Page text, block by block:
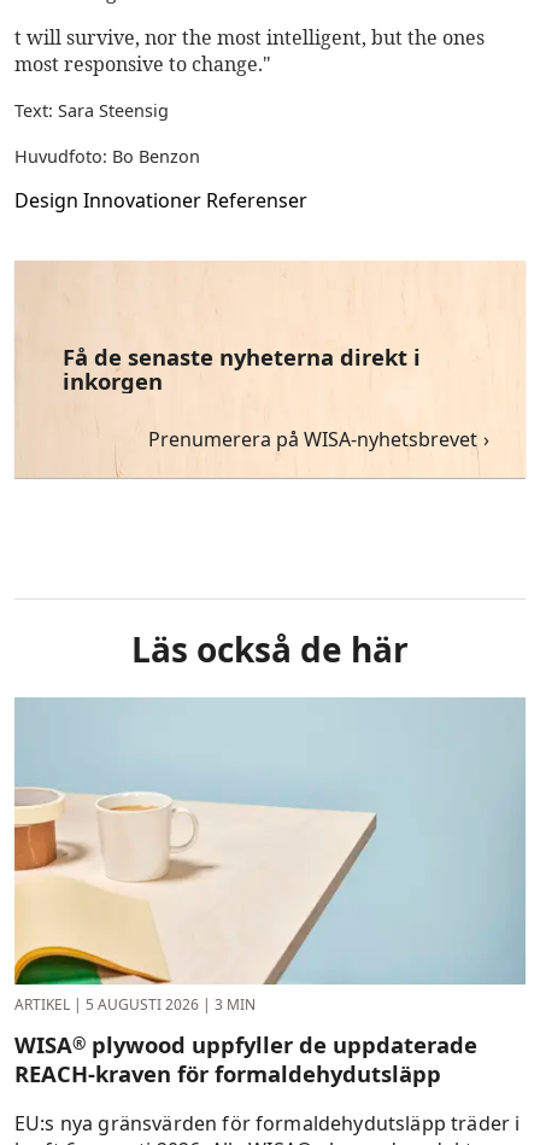
t will survive, nor the most intelligent, but the ones
most responsive to change."
Text: Sara Steensig
Huvudfoto: Bo Benzon
Design Innovationer Referenser
Få de senaste nyheterna direkt i
inkorgen
Prenumerera på WISA-nyhetsbrevet
Läs också de här
ARTIKEL | 5 AUGUSTI 2026 | 3 MIN
WISA® plywood uppfyller de uppdaterade
REACH-kraven för formaldehydutsläpp
EU:s nya gränsvärden för formaldehydutsläpp träder i